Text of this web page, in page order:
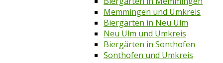
Memmingen und Umkreis
Biergärten in Neu Ulm
Neu Ulm und Umkreis
Biergärten in Sonthofen
Sonthofen und Umkreis